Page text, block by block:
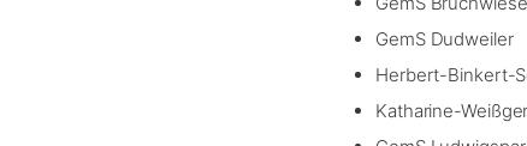
GemS Dudweiler
Herbert-Binkert-
Katharine-